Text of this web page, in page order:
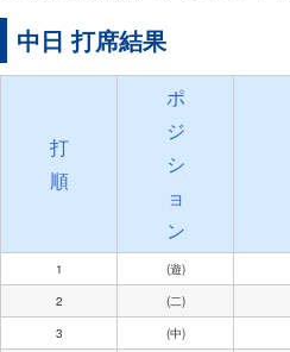
中日 打席結果
打
順
ポ
ジ
シ
ョ
ン
1 (遊)
2
(二)
3
(中)